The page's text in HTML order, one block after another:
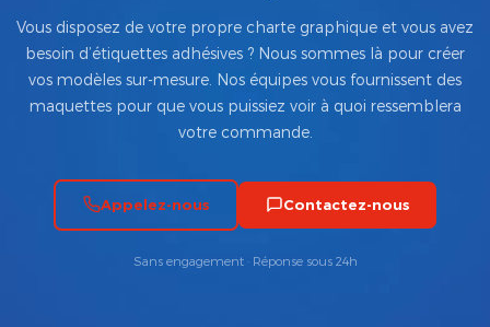
Vous disposez de votre propre charte graphique et vous avez
besoin d’étiquettes adhésives ? Nous sommes là pour créer
vos modèles sur-mesure. Nos équipes vous fournissent des
maquettes pour que vous puissiez voir à quoi ressemblera
votre commande.
Appelez-nous Contactez-nous
Sans engagement · Réponse sous 24h